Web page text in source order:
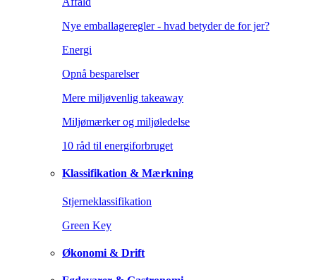
Nye emballageregler - hvad betyder de for jer?
Energi
Opnå besparelser
Mere miljøvenlig takeaway
Miljømærker og miljøledelse
10 råd til energiforbruget
Klassifikation & Mærkning
Stjerneklassifikation
Green Key
Økonomi & Drift